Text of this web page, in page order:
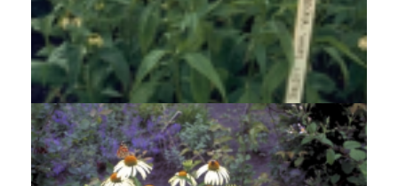
Rode zonnehoed
Echinacea purpurea 'White Swan'